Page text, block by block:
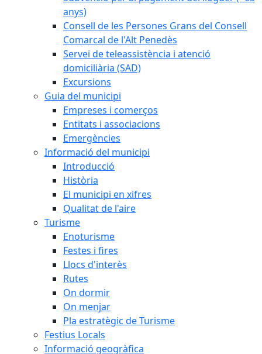
anys)
Consell de les Persones Grans del Consell
Comarcal de l'Alt Penedès
Servei de teleassistència i atenció
domiciliària (SAD)
Excursions
Guia del municipi
Empreses i comerços
Entitats i associacions
Emergències
Informació del municipi
Introducció
Història
El municipi en xifres
Qualitat de l'aire
Turisme
Enoturisme
Festes i fires
Llocs d'interès
Rutes
On dormir
On menjar
Pla estratègic de Turisme
Festius Locals
Informació geogràfica